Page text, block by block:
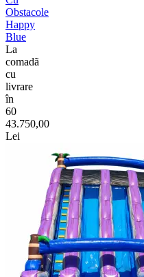
Obstacole
Happy
Blue
La
comadã
cu
livrare
în
60
43.750,00
Lei